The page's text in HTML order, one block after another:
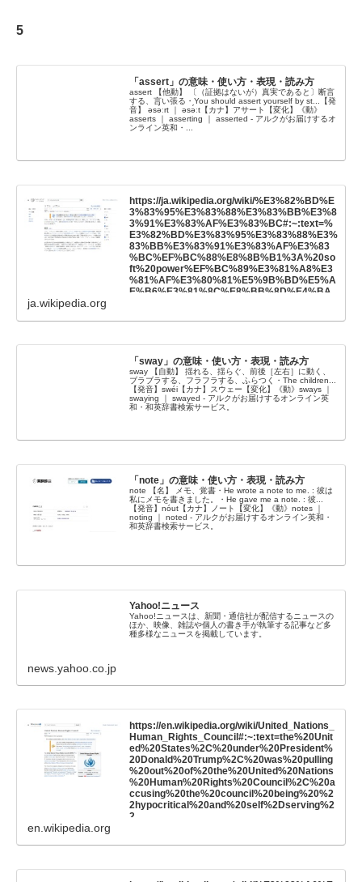
%E7%9A%84%E4%BE%A1%E5%80%A4%E
8%A6%B3%E3%80%81%E6%94%BF%E7%
AD%96%E3%81%AE%E9%AD%85%E5%8A
%9B%E3%81%AA%E3%81%A9%E3%81%A
B%E5%AF%BE%E3%81%99%E3%82%8B%
E6%94%AF%E6%8C%81%E3%82%84%E7%
E3%82%8B%E3%81%93%E3%81%A8%E3%
%E3%81%AE%E4%BF%A1%E9%A0%BC%
E3%82%84%E3%80%81%E7%99%BA%E8%
A8%80%E5%8A%9B%E3%82%92%E7%8D
%B2%E5%BE%97%E3%81%97%E5%BE%9
7%E3%82%8B%E5%8A%9B%E3%81%AE%
E3%81%93%E3%81%A8
5
「assert」の意味・使い方・表現・読み方
assert 【他動】 〔（証拠はないが）真実であると〕断言
する、言い張る・You should assert yourself by st...【発
音】 əsə́ːrt ｜ əsə́ːt【カナ】アサート【変化】《動》
asserts ｜ asserting ｜ asserted - アルクがお届けするオ
ンライン英和・...
https://ja.wikipedia.org/wiki/%E3%82%BD%E
3%83%95%E3%83%88%E3%83%BB%E3%8
3%91%E3%83%AF%E3%83%BC#:~:text=%
E3%82%BD%E3%83%95%E3%83%88%E3%
83%BB%E3%83%91%E3%83%AF%E3%83
%BC%EF%BC%88%E8%8B%B1%3A%20so
ft%20power%EF%BC%89%E3%81%A8%E3
%81%AF%E3%80%81%E5%9B%BD%E5%A
E%B6%E3%81%8C%E8%BB%8D%E4%BA
C%B7%E5%88%B6%E5%8A%9B%E3%81%
AB%E3%82%88%E3%82%89%E3%81%9A
%E3%80%81%E3%81%9D%E3%81%AE%E
5%9B%BD%E3%81%AE%E6%9C%89%E3%
81%99%E3%82%8B%E6%96%87%E5%8C%
96%E3%82%84%E6%94%BF%E6%B2%BB
AD%96%E3%81%AE%E9%AD%85%E5%8A
B%E5%AF%BE%E3%81%99%E3%82%8B%
E6%94%AF%E6%8C%81%E3%82%84%E7%
90%86%E8%A7%A3%E3%80%81%E5%85%
B1%E6%84%9F%E3%82%92%E5%BE%97%
E3%82%8B%E3%81%93%E3%81%A8%E3%
81%AB%E3%82%88%E3%82%8A%E3%80
%81%E5%9B%BD%E9%9A%9B%E7%A4%
E3%82%84%E3%80%81%E7%99%BA%E8%
E3%81%93%E3%81%A8
ja.wikipedia.org
「sway」の意味・使い方・表現・読み方
sway 【自動】 揺れる、揺らぐ、前後［左右］に動く、
ブラブラする、フラフラする、ふらつく・The children...
【発音】swéi【カナ】スウェー【変化】《動》sways ｜
swaying ｜ swayed - アルクがお届けするオンライン英
和・和英辞書検索サービス。
「note」の意味・使い方・表現・読み方
note 【名】 メモ、覚書・He wrote a note to me. : 彼は
私にメモを書きました。・He gave me a note. : 彼...
【発音】nóut【カナ】ノート【変化】《動》notes ｜
noting ｜ noted - アルクがお届けするオンライン英和・
和英辞書検索サービス。
Yahoo!ニュース
Yahoo!ニュースは、新聞・通信社が配信するニュースの
ほか、映像、雑誌や個人の書き手が執筆する記事など多
種多様なニュースを掲載しています。
news.yahoo.co.jp
https://en.wikipedia.org/wiki/United_Nations_
Human_Rights_Council#:~:text=the%20Unit
ed%20States%2C%20under%20President%
20Donald%20Trump%2C%20was%20pulling
%20out%20of%20the%20United%20Nations
%20Human%20Rights%20Council%2C%20a
ccusing%20the%20council%20being%20%2
2hypocritical%20and%20self%2Dserving%2
2
en.wikipedia.org